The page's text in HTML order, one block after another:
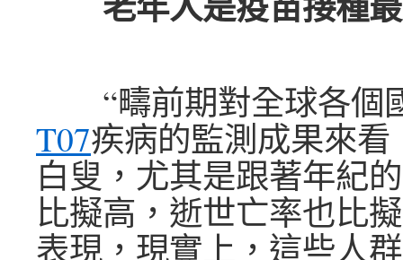
“疇前期對全球各個
T07疾病的監測成果來看
白叟，尤其是跟著年紀
比擬高，逝世亡率也比
表現，現實上，這些人